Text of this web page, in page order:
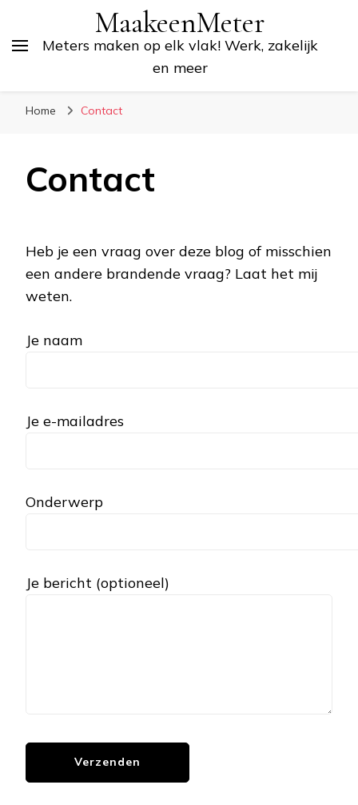
MaakeenMeter
Meters maken op elk vlak! Werk, zakelijk
en meer
Home Contact
Contact
Heb je een vraag over deze blog of misschien
een andere brandende vraag? Laat het mij
weten.
Je naam
Je e-mailadres
Onderwerp
Je bericht (optioneel)